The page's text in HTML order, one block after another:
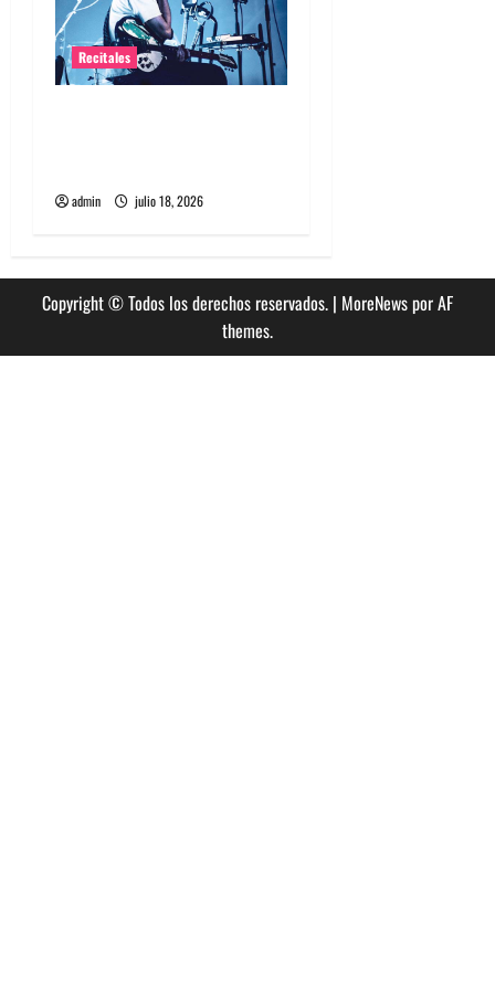
Recitales
admin julio 18, 2026
Copyright © Todos los derechos reservados. | MoreNewspor AF
themes.